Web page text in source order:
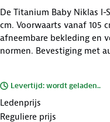
De Titanium Baby Niklas I-
cm. Voorwaarts vanaf 105
afneembare bekleding en
normen. Bevestiging met
Levertijd: wordt geladen..
Ledenprijs
Reguliere prijs